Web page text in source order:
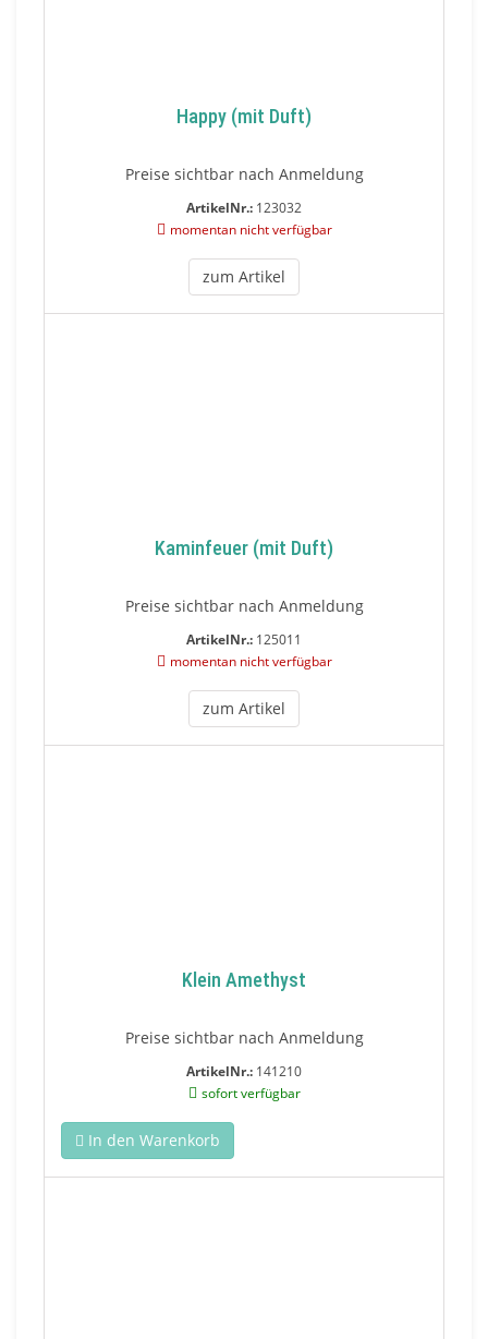
Happy (mit Duft)
Preise sichtbar nach Anmeldung
ArtikelNr.: 123032
momentan nicht verfügbar
zum Artikel
Kaminfeuer (mit Duft)
Preise sichtbar nach Anmeldung
ArtikelNr.: 125011
momentan nicht verfügbar
zum Artikel
Klein Amethyst
Preise sichtbar nach Anmeldung
ArtikelNr.: 141210
sofort verfügbar
In den Warenkorb